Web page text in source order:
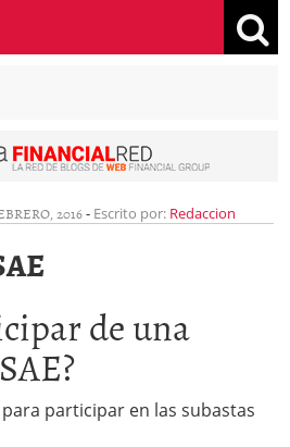
2016- Escrito por: Redaccion
de una
participar en las subastas